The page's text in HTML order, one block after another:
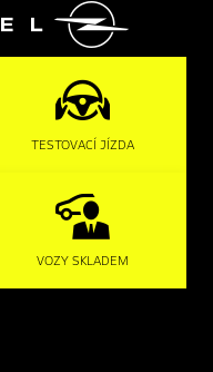
TESTOVACÍ JÍZDA
VOZY SKLADEM